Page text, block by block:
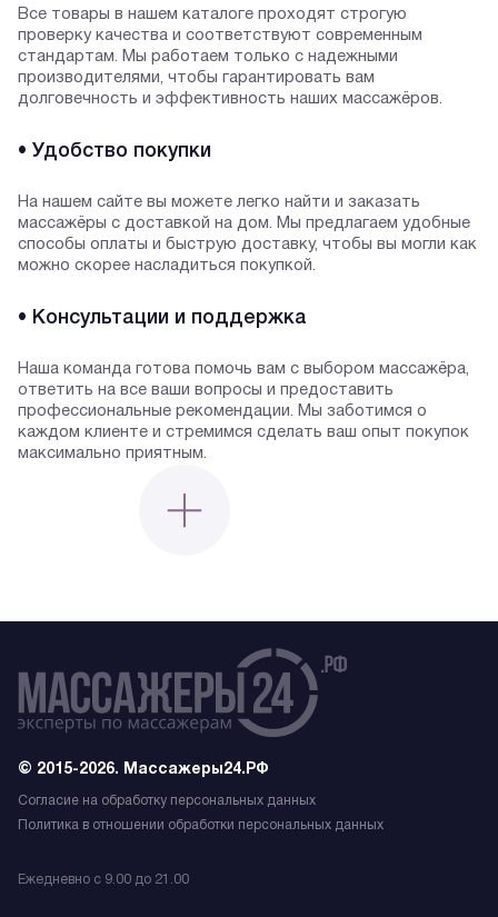
Все товары в нашем каталоге проходят строгую
проверку качества и соответствуют современным
стандартам. Мы работаем только с надежными
производителями, чтобы гарантировать вам
долговечность и эффективность наших массажёров.
• Удобство покупки
На нашем сайте вы можете легко найти и заказать
массажёры с доставкой на дом. Мы предлагаем удобные
способы оплаты и быструю доставку, чтобы вы могли как
можно скорее насладиться покупкой.
• Консультации и поддержка
Наша команда готова помочь вам с выбором массажёра,
ответить на все ваши вопросы и предоставить
профессиональные рекомендации. Мы заботимся о
каждом клиенте и стремимся сделать ваш опыт покупок
максимально приятным.
© 2015-2026. Массажеры24.РФ
Согласие на обработку персональных данных
Политика в отношении обработки персональных данных
Ежедневно с 9.00 до 21.00